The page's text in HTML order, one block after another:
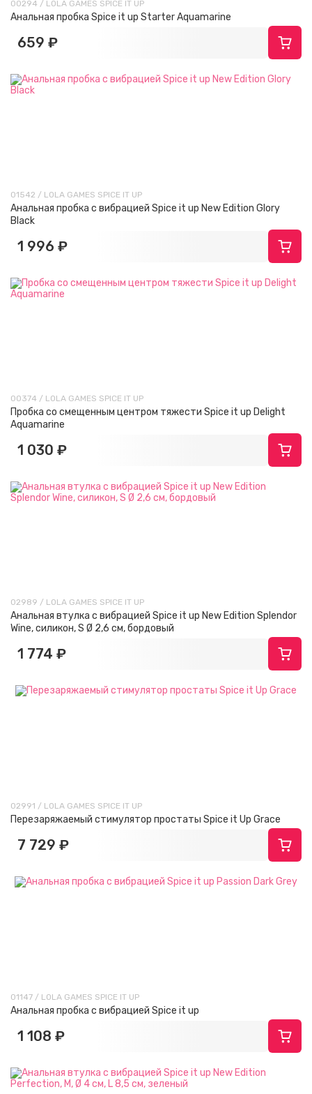
00294 / LOLA GAMES SPICE IT UP
Анальная пробка Spice it up Starter Aquamarine
659 ₽
01542 / LOLA GAMES SPICE IT UP
Анальная пробка с вибрацией Spice it up New Edition Glory
Black
1 996 ₽
00374 / LOLA GAMES SPICE IT UP
Пробка со смещенным центром тяжести Spice it up Delight
Aquamarine
1 030 ₽
02989 / LOLA GAMES SPICE IT UP
Анальная втулка с вибрацией Spice it up New Edition Splendor
Wine, силикон, S Ø 2,6 см, бордовый
1 774 ₽
02991 / LOLA GAMES SPICE IT UP
Перезаряжаемый стимулятор простаты Spice it Up Grace
7 729 ₽
01147 / LOLA GAMES SPICE IT UP
Анальная пробка с вибрацией Spice it up
1 108 ₽